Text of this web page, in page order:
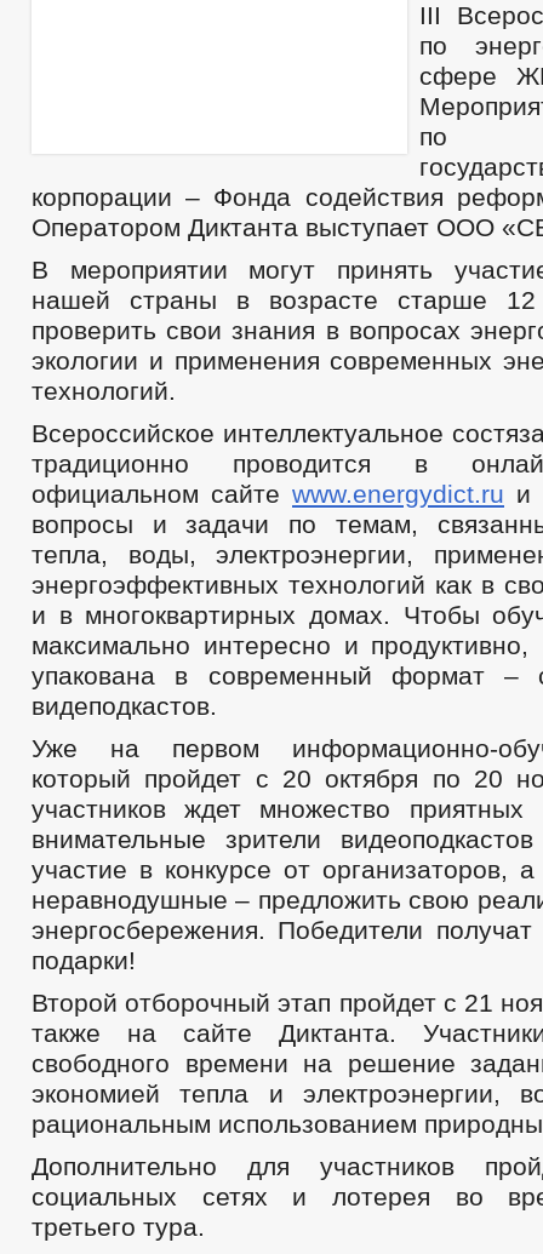
III
по
сфере
по
корпорации – Фонда содействия
Оператором Диктанта выступает ООО
В мероприятии могут принять
нашей страны в возрасте старше
проверить свои знания в вопросах
экологии и применения современных
технологий.
Всероссийское интеллектуальное
традиционно проводится в
официальном сайте www.energydict.ru и
вопросы и задачи по темам,
тепла, воды, электроэнергии,
энергоэффективных технологий как в
и в многоквартирных домах. Чтобы
максимально интересно и
упакована в современный формат –
видеподкастов.
Уже на первом информационно-
который пройдет с 20 октября по 20
участников ждет множество
внимательные зрители
участие в конкурсе от организаторов,
неравнодушные – предложить свою
энергосбережения. Победители
подарки!
Второй отборочный этап пройдет с 21
также на сайте Диктанта.
свободного времени на решение
экономией тепла и электроэнергии,
рациональным использованием
Дополнительно для участников
социальных сетях и лотерея во
третьего тура.